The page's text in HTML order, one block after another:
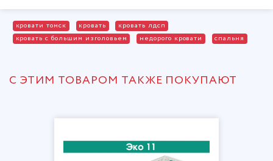
кровати томск кровать
кровать лдсп
кровать с большим изголовьем
недорого кровати спальня
С ЭТИМ ТОВАРОМ ТАКЖЕ ПОКУПАЮТ